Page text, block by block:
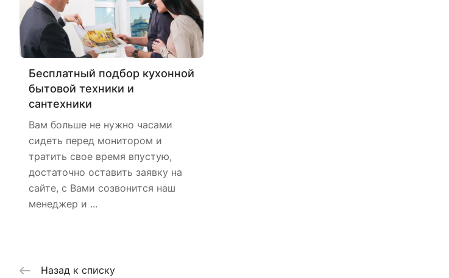
Бесплатный подбор кухонной
бытовой техники и
сантехники
Вам больше не нужно часами
сидеть перед монитором и
тратить свое время впустую,
достаточно оставить заявку на
сайте, с Вами созвонится наш
менеджер и ...
Назад к списку